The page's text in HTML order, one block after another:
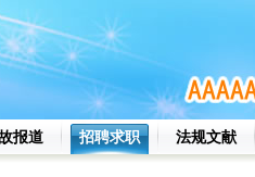
报道 招聘求职 法规文献